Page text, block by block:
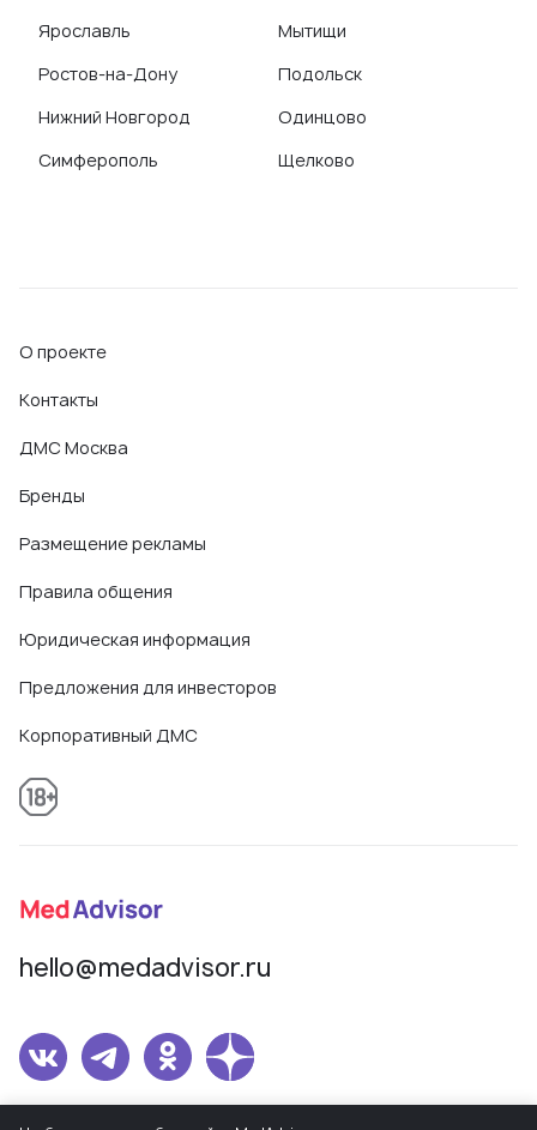
Ярославль
Ростов-на-Дону
Нижний Новгород
Симферополь
Мытищи
Подольск
Одинцово
Щелково
О проекте
Контакты
ДМС Москва
Бренды
Размещение рекламы
Правила общения
Юридическая информация
Предложения для инвесторов
Корпоративный ДМС
hello@medadvisor.ru